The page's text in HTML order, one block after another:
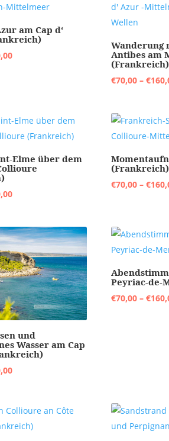
am Cap d‘
Preisspanne:
Wanderung
Antibes am
(Frankreich)
€70,00 –€
Elme über dem
Preisspanne:
bis
€160,00
(Frankreich)
€70,00 –€
und
Wasser am Cap
Preisspanne:
€160,00
Peyriac-de-
€70,00 –€